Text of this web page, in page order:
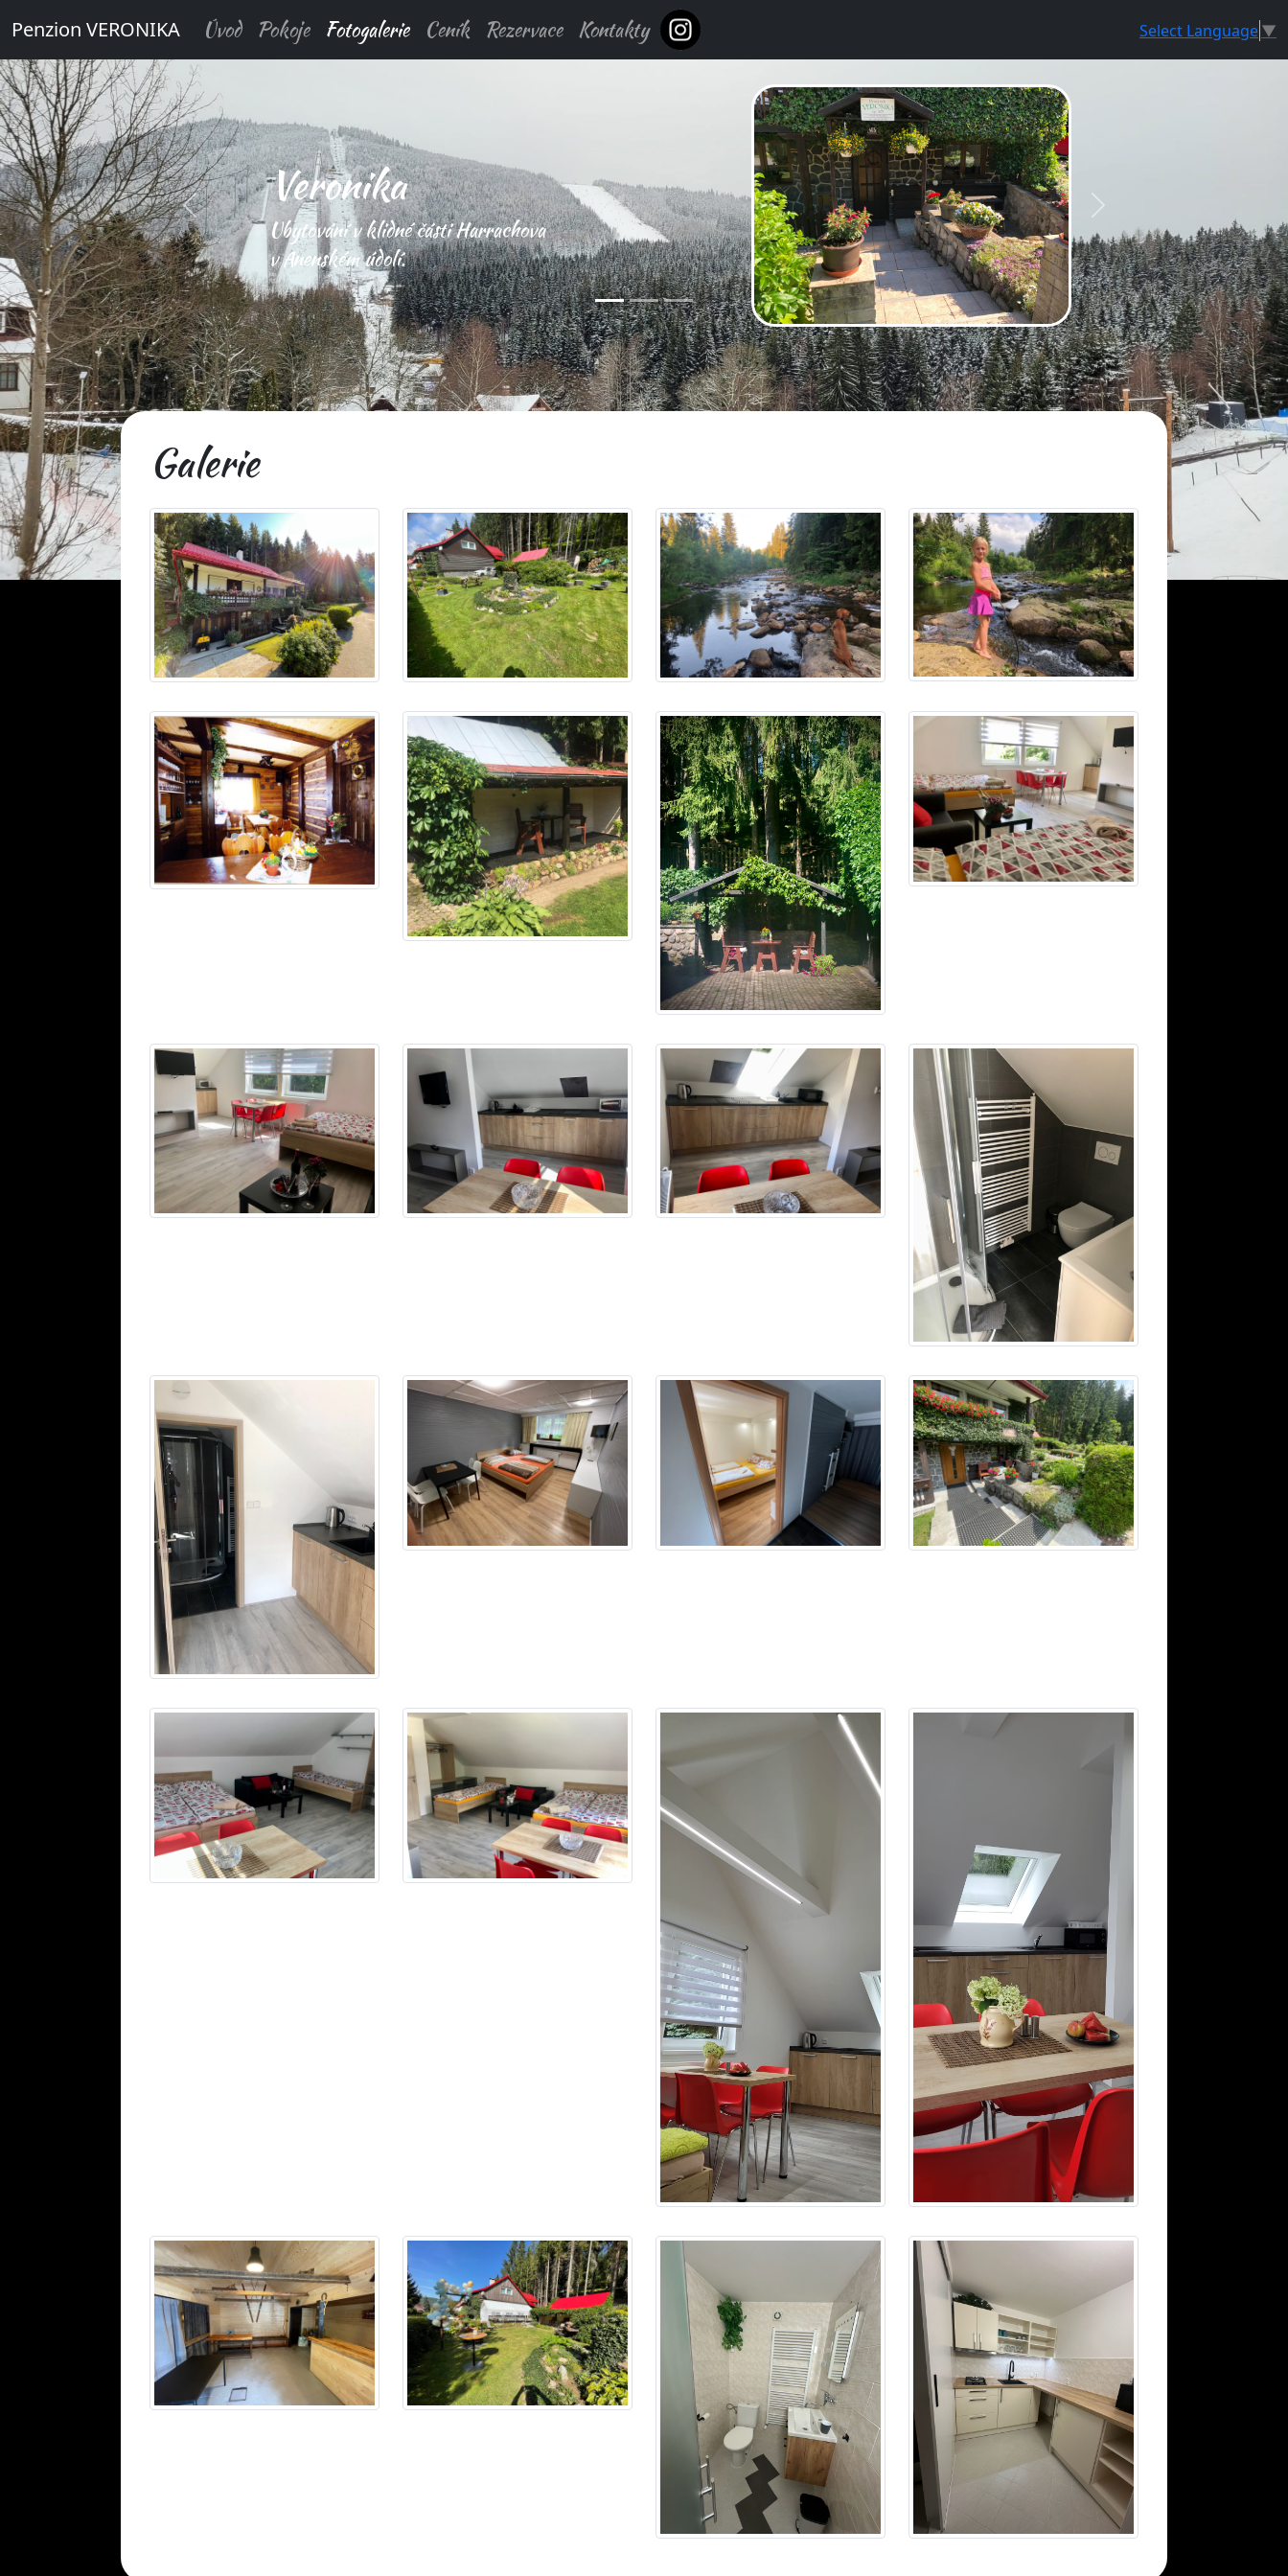
Penzion VERONIKA Úvod Pokoje Fotogalerie Ceník Rezervace Kontakty Select Language▼
Veronika
Ideální pro nejen pro rodiny s dětmi,
ale i pro sportovní nadšence a menší kolektivy.
Galerie